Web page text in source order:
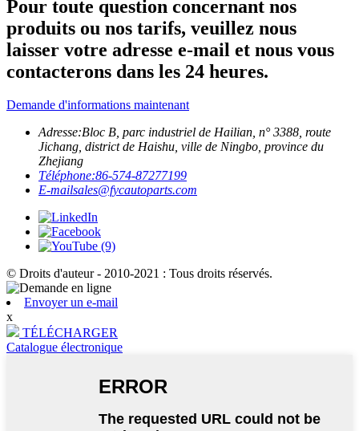
Pour toute question concernant nos
produits ou nos tarifs, veuillez nous
laisser votre adresse e-mail et nous vous
contacterons dans les 24 heures.
Demande d'informations maintenant
Adresse:Bloc B, parc industriel de Hailian, n° 3388, route
Jichang, district de Haishu, ville de Ningbo, province du
Zhejiang
Téléphone:86-574-87277199
E-mailsales@fycautoparts.com
© Droits d'auteur - 2010-2021 : Tous droits réservés.
Envoyer un e-mail
x
TÉLÉCHARGER
Catalogue électronique